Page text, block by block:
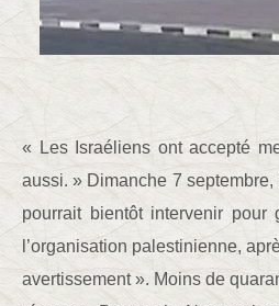
« Les Israéliens ont accepté
aussi. » Dimanche 7
pourrait bientôt intervenir
l’organisation palestinienne,
avertissement ». Moins de